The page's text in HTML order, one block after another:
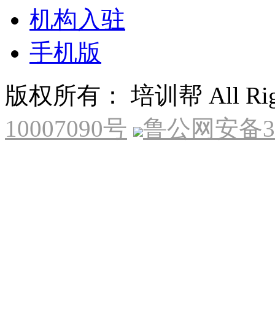
机构入驻
手机版
版权所有： 培训帮 All
10007090号
鲁公网安备